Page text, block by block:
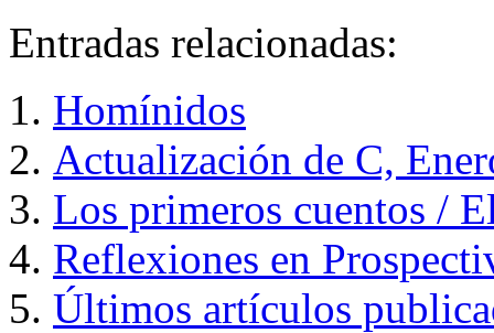
Entradas relacionadas:
Homínidos
Actualización de C,
Los primeros cuentos /
Reflexiones en
Últimos artículos